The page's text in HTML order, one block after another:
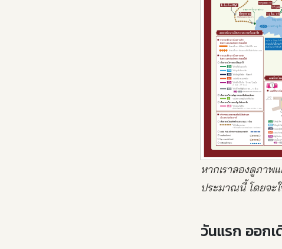
หากเราลองดูภา
ประมาณนี้ โดยจะใ
วันแรก ออก